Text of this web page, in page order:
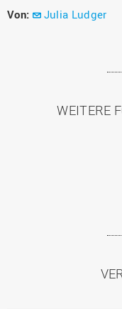
Von:
Julia Ludger
WEITERE